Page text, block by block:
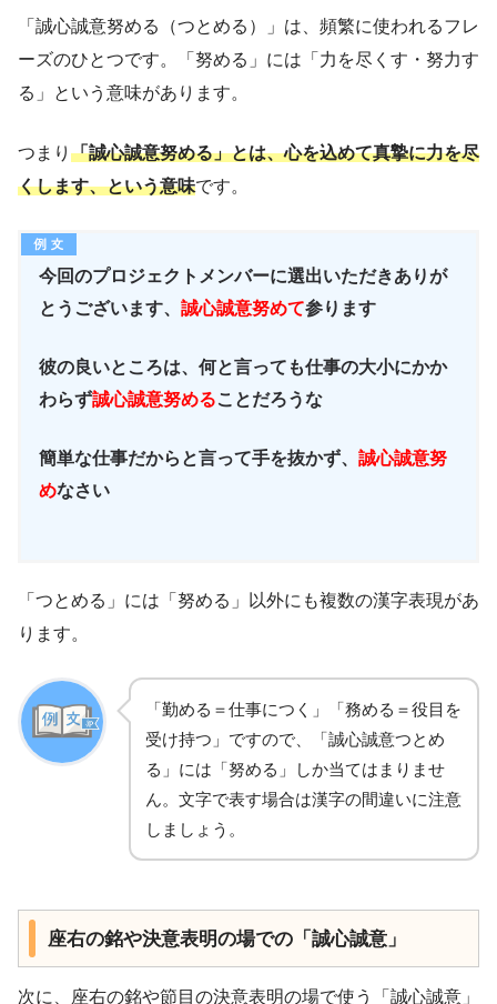
「誠心誠意努める（つとめる）」は、頻繁に使われるフレ
ーズのひとつです。「努める」には「力を尽くす・努力す
る」という意味があります。
つまり 「誠心誠意努める」とは、心を込めて真摯に力を尽
くします、という意味です。
今回のプロジェクトメンバーに選出いただきありが
とうございます、 誠心誠意努めて参ります
彼の良いところは、何と言っても仕事の大小にかか
わらず誠心誠意努めることだろうな
簡単な仕事だからと言って手を抜かず、 誠心誠意努
めなさい
「つとめる」には「努める」以外にも複数の漢字表現があ
ります。
「勤める＝仕事につく」「務める＝役目を
受け持つ」ですので、「誠心誠意つとめ
る」には「努める」しか当てはまりませ
ん。文字で表す場合は漢字の間違いに注意
しましょう。
座右の銘や決意表明の場での「誠心誠意」
次に、座右の銘や節目の決意表明の場で使う「誠心誠意」